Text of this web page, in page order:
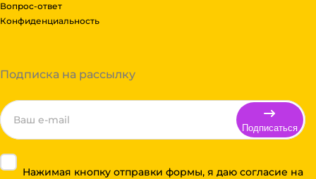
Вопрос-ответ
Конфиденциальность
Подписка на рассылку
Подписаться
Нажимая кнопку отправки формы, я даю согласие на